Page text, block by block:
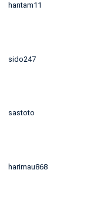
hantam11
sido247
sastoto
harimau868